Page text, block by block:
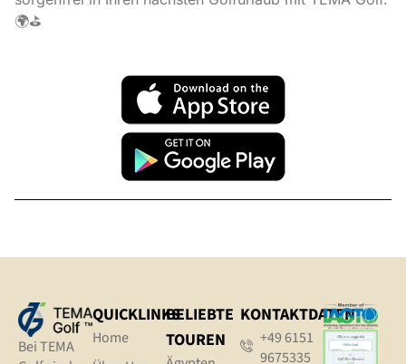
🌍⛳
Bei TEMA
QUICKLINKS
Home
BELIEBTE
TOUREN
KONTAKTDATEN
+49 6151
9675335